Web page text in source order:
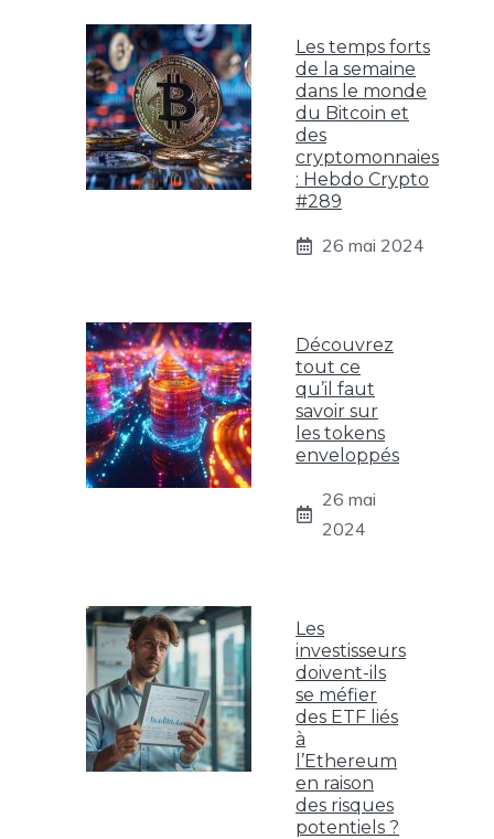
Les temps forts
de la semaine
dans le monde
du Bitcoin et
des
cryptomonnaies
: Hebdo Crypto
#289
26 mai 2024
Découvrez
tout ce
qu’il faut
savoir sur
les tokens
enveloppés
26 mai
2024
Les
investisseurs
doivent-ils
se méfier
des ETF liés
à
l’Ethereum
en raison
des risques
potentiels ?